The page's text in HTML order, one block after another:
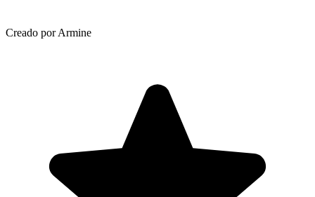
Creado por Armine